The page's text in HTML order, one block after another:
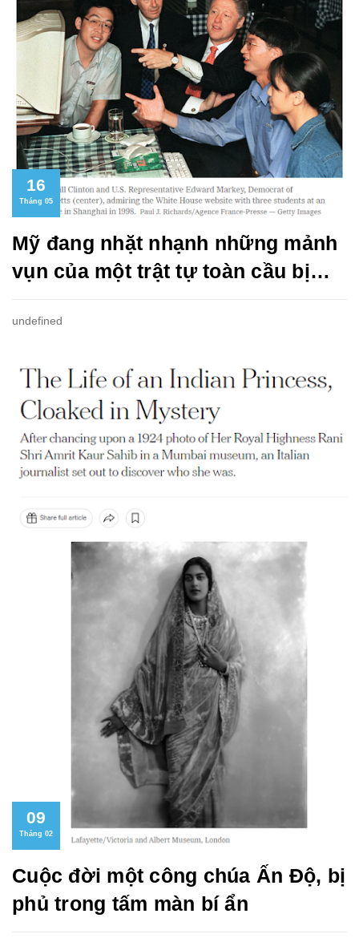
16
Tháng 05
Mỹ đang nhặt nhạnh những mảnh
vụn của một trật tự toàn cầu bị
undefined
09
Tháng 02
Cuộc đời một công chúa Ấn Độ, bị
phủ trong tấm màn bí ẩn